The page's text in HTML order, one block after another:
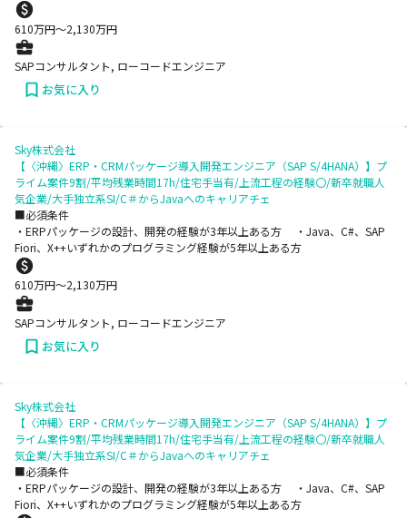
610万円〜2,130万円
SAPコンサルタント, ローコードエンジニア
お気に入り
Sky株式会社
【〈沖縄〉ERP・CRMパッケージ導入開発エンジニア（SAP S/4HANA）】プ
ライム案件9割/平均残業時間17h/住宅手当有/上流工程の経験〇/新卒就職人
気企業/大手独立系SI/C＃からJavaへのキャリアチェ
■必須条件
・ERPパッケージの設計、開発の経験が3年以上ある方 ・Java、C#、SAP
Fiori、X++いずれかのプログラミング経験が5年以上ある方
610万円〜2,130万円
SAPコンサルタント, ローコードエンジニア
お気に入り
Sky株式会社
【〈沖縄〉ERP・CRMパッケージ導入開発エンジニア（SAP S/4HANA）】プ
ライム案件9割/平均残業時間17h/住宅手当有/上流工程の経験〇/新卒就職人
気企業/大手独立系SI/C＃からJavaへのキャリアチェ
■必須条件
・ERPパッケージの設計、開発の経験が3年以上ある方 ・Java、C#、SAP
Fiori、X++いずれかのプログラミング経験が5年以上ある方